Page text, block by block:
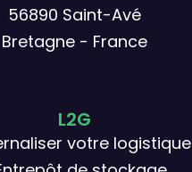
56890 Saint-Avé
Bretagne - France
L2G
votre logistique